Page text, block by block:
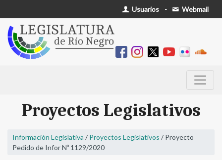
Usuarios - Webmail
Proyectos Legislativos
Información Legislativa / Proyectos Legislativos / Proyecto
Pedido de Infor Nº 1129/2020